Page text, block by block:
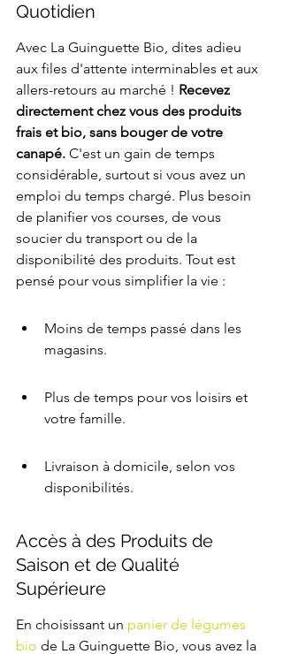
Quotidien
Avec La Guinguette Bio, dites adieu
aux files d'attente interminables et aux
allers-retours au marché ! Recevez
directement chez vous des produits
frais et bio, sans bouger de votre
canapé. C'est un gain de temps
considérable, surtout si vous avez un
emploi du temps chargé. Plus besoin
de planifier vos courses, de vous
soucier du transport ou de la
disponibilité des produits. Tout est
pensé pour vous simplifier la vie :
Moins de temps passé dans les
magasins.
Plus de temps pour vos loisirs et
votre famille.
Livraison à domicile, selon vos
disponibilités.
Accès à des Produits de
Saison et de Qualité
Supérieure
En choisissant un panier de légumes
bio de La Guinguette Bio, vous avez la